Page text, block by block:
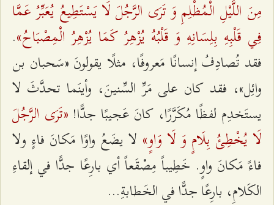
مِنَ اللَّيْلِ الْمُظْلِمِ وَ تَرَى الرَّجُلَ لَا يَسْتَطِيعُ يُعَبِّرُ عَمَّا
فِي قَلْبِهِ بِلِسَانِهِ وَ قَلْبُهُ يُزْهِرُ كَمَا يُزْهِرُ الْمِصْبَاحُ».
فقد تُصادِفُ إنسانًا مَعروفًا، مثلًا يقولونَ «سَحبان بن
وائِل»، فقد كان على مَرِّ السِّنينَ، وأينَما تحدَّثَ لا
يستَخدِم لفظًا مُكَرَّرًا، كانَ عَجيبًا جدًّا! «تَرَى الرَّجُلَ
لَا يُخْطِئُ بِلَامٍ وَ لَا وَاوٍ» لا يضَعُ واوًا مَكانَ فاءٍ ولا
فاءً مَكانَ واوٍ. خَطِيباً مِصْقَعاً أي بارِعًا جدًّا في إلقاءِ
الكَلامِ، بارِعًا جدًّا في الخَطابةِ...